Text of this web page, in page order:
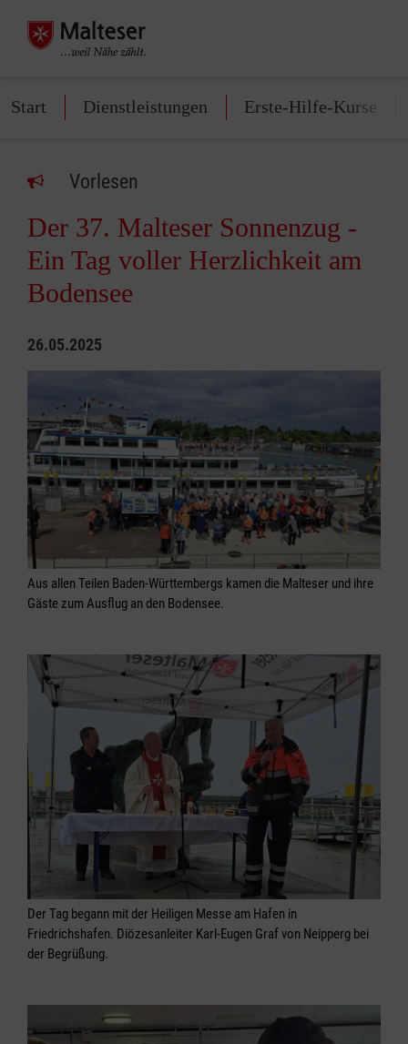
Start Dienstleistungen Erste-Hilfe-Kurse
Vorlesen
Der 37. Malteser Sonnenzug -
Ein Tag voller Herzlichkeit am
Bodensee
26.05.2025
Aus allen Teilen Baden-Württembergs kamen die Malteser und ihre
Gäste zum Ausflug an den Bodensee.
Der Tag begann mit der Heiligen Messe am Hafen in
Friedrichshafen. Diözesanleiter Karl-Eugen Graf von Neipperg bei
der Begrüßung.